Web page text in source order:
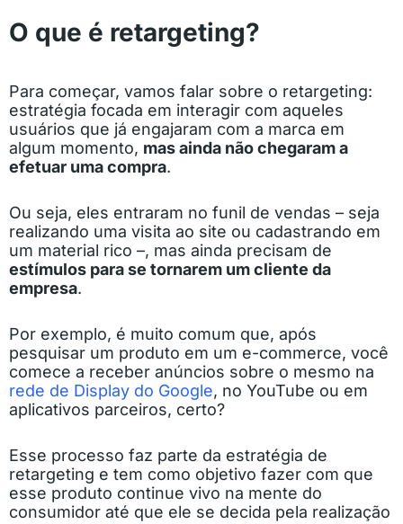
O que é retargeting?
Para começar, vamos falar sobre o retargeting:
estratégia focada em interagir com aqueles
usuários que já engajaram com a marca em
algum momento, mas ainda não chegaram a
efetuar uma compra.
Ou seja, eles entraram no funil de vendas – seja
realizando uma visita ao site ou cadastrando em
um material rico –, mas ainda precisam de
estímulos para se tornarem um cliente da
empresa.
Por exemplo, é muito comum que, após
pesquisar um produto em um e-commerce, você
comece a receber anúncios sobre o mesmo na
rede de Display do Google, no YouTube ou em
aplicativos parceiros, certo?
Esse processo faz parte da estratégia de
retargeting e tem como objetivo fazer com que
esse produto continue vivo na mente do
consumidor até que ele se decida pela realização